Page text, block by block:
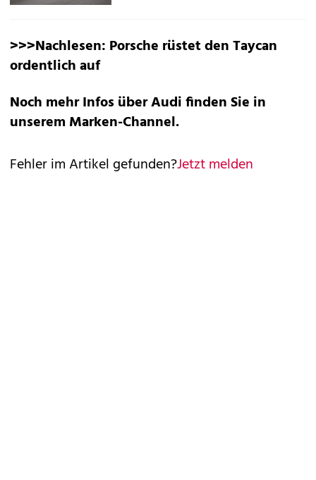
>>>Nachlesen: Porsche rüstet den Taycan
ordentlich auf
Noch mehr Infos über Audi finden Sie in
unserem Marken-Channel.
Fehler im Artikel gefunden?Jetzt melden